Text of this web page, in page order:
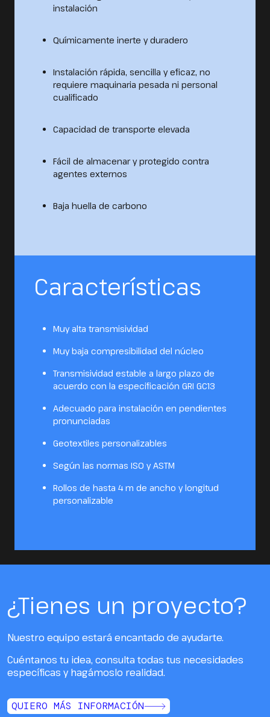
instalación
Químicamente inerte y duradero
Instalación rápida, sencilla y eficaz, no
requiere maquinaria pesada ni personal
cualificado
Capacidad de transporte elevada
Fácil de almacenar y protegido contra
agentes externos
Baja huella de carbono
Características
Muy alta transmisividad
Muy baja compresibilidad del núcleo
Transmisividad estable a largo plazo de
acuerdo con la especificación GRI GC13
Adecuado para instalación en pendientes
pronunciadas
Geotextiles personalizables
Según las normas ISO y ASTM
Rollos de hasta 4 m de ancho y longitud
personalizable
¿Tienes un proyecto?
Nuestro equipo estará encantado de ayudarte.
Cuéntanos tu idea, consulta todas tus necesidades
específicas y hagámoslo realidad.
QUIERO MÁS INFORMACIÓN